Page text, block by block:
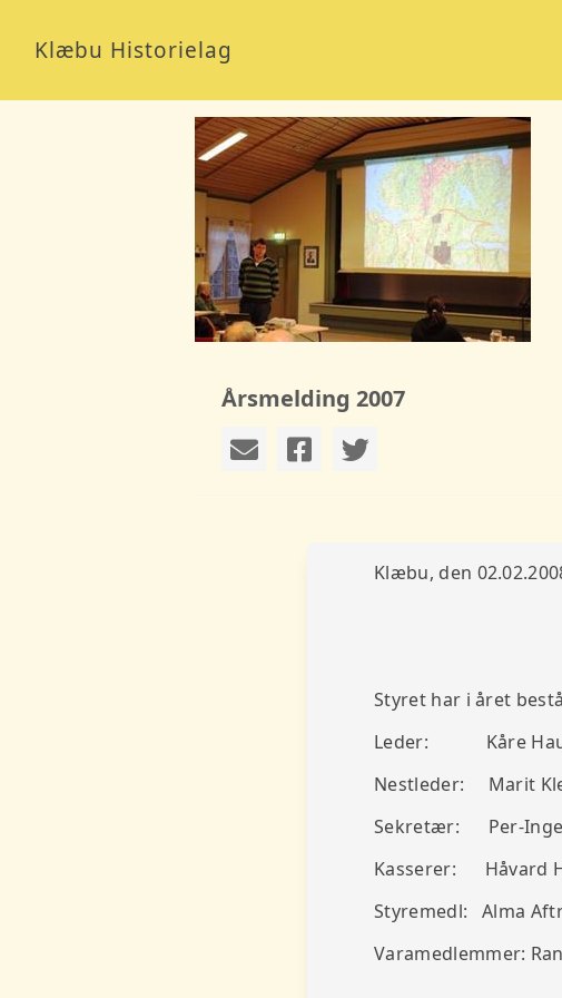
Klæbu Historielag
Årsmelding 2007
Klæbu, den
Styret har i året
Leder: Kåre
Nestleder: Marit
Sekretær: Per-Inge
Kasserer: Håvard
Styremedl: Alma
Varamedlemmer: